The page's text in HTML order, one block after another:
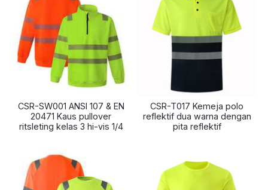
CSR-SW001 ANSI 107 & EN
20471 Kaus pullover
ritsleting kelas 3 hi-vis 1/4
CSR-T017 Kemeja polo
reflektif dua warna dengan
pita reflektif